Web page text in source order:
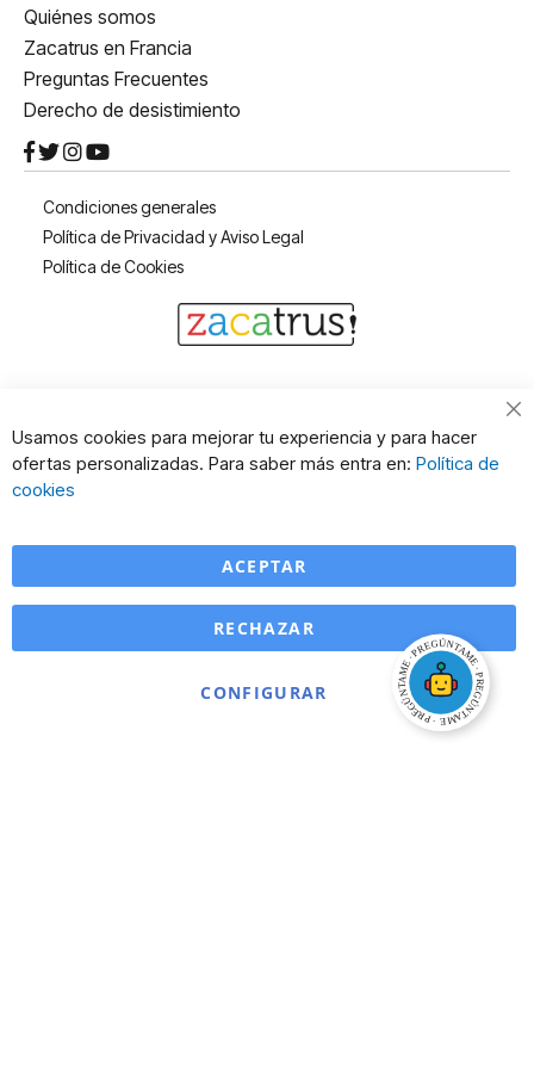
Quiénes somos
Zacatrus en Francia
Preguntas Frecuentes
Derecho de desistimiento
Condiciones generales
Política de Privacidad y Aviso Legal
Política de Cookies
Usamos cookies para mejorar tu experiencia y para hacer
ofertas personalizadas. Para saber más entra en: Política de
cookies
ACEPTAR
CONFIGURAR
RECHAZAR